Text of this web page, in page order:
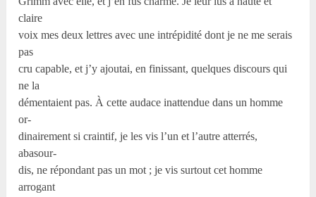
claire
voix mes deux lettres avec une intrépidité dont je ne me serais
pas
cru capable, et j’y ajoutai, en finissant, quelques discours qui
ne la
démentaient pas. À cette audace inattendue dans un homme
or-
dinairement si craintif, je les vis l’un et l’autre atterrés,
abasour-
dis, ne répondant pas un mot ; je vis surtout cet homme
arrogant